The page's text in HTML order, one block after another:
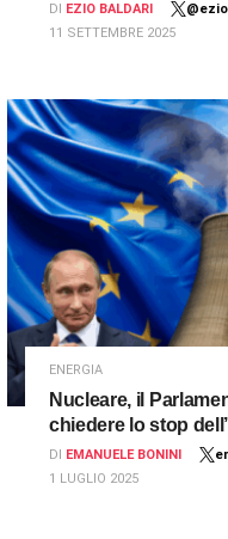
DI EZIO BALDARI
11 SETTEMBRE 2025
ENERGIA
Nucleare, il
chiedere lo stop
DI EMANUELE BONINI
1 LUGLIO 2025